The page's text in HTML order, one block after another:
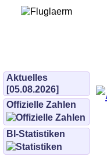
Aktuelles
[05.08.2026]
Offizielle Zahlen
BI-Statistiken